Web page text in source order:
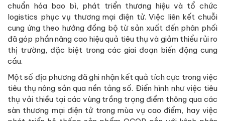
chuẩn hóa bao bì, phát triển thương hiệu và tổ chức
logistics phục vụ thương mại điện tử. Việc liên kết chuỗi
cung ứng theo hướng đồng bộ từ sản xuất đến phân phối
đã góp phần nâng cao hiệu quả tiêu thụ và giảm thiểu rủi ro
thị trường, đặc biệt trong các giai đoạn biến động cung
cầu.
Một số địa phương đã ghi nhận kết quả tích cực trong việc
tiêu thụ nông sản qua nền tảng số. Điển hình như việc tiêu
thụ vải thiều tại các vùng trồng trọng điểm thông qua các
sàn thương mại điện tử trong mùa vụ cao điểm, hay việc